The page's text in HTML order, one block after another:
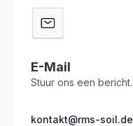
E-Mail
Stuur ons een bericht.
kontakt@rms-soil.de